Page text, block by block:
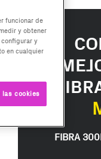
FIBRA
funcionar de
y obtener
y
en cualquier
cookies